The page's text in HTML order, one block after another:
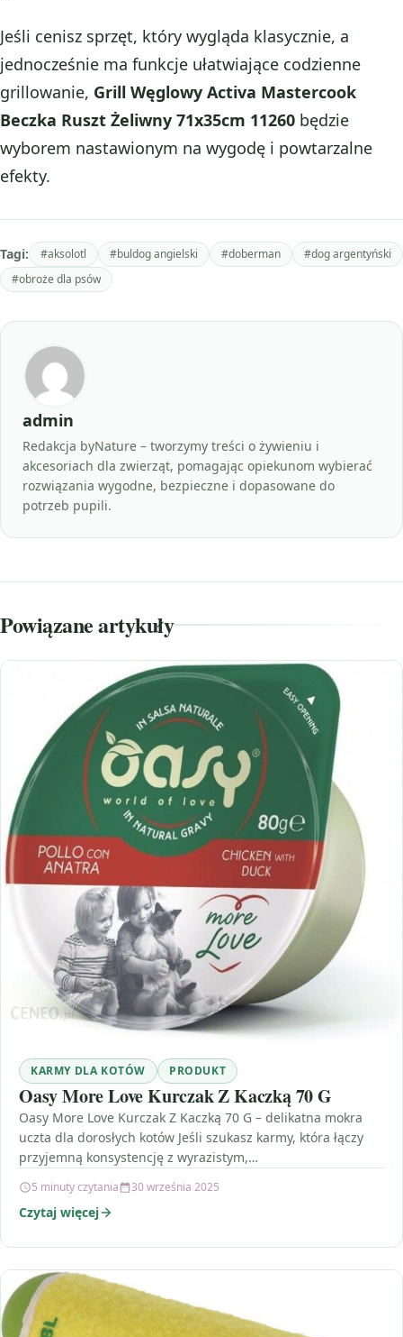
Jeśli cenisz sprzęt, który wygląda klasycznie, a
jednocześnie ma funkcje ułatwiające codzienne
grillowanie, Grill Węglowy Activa Mastercook
Beczka Ruszt Żeliwny 71x35cm 11260 będzie
wyborem nastawionym na wygodę i powtarzalne
efekty.
Tagi: #aksolotl #buldog angielski #doberman
#dog argentyński
#obroże dla psów
admin
Redakcja byNature – tworzymy treści o żywieniu i
akcesoriach dla zwierząt, pomagając opiekunom wybierać
rozwiązania wygodne, bezpieczne i dopasowane do
potrzeb pupili.
Powiązane artykuły
KARMY DLA KOTÓW PRODUKT
Oasy More Love Kurczak Z Kaczką 70 G
Oasy More Love Kurczak Z Kaczką 70 G – delikatna mokra
uczta dla dorosłych kotów Jeśli szukasz karmy, która łączy
przyjemną konsystencję z wyrazistym,…
5 minuty czytania 30 września 2025
Czytaj więcej